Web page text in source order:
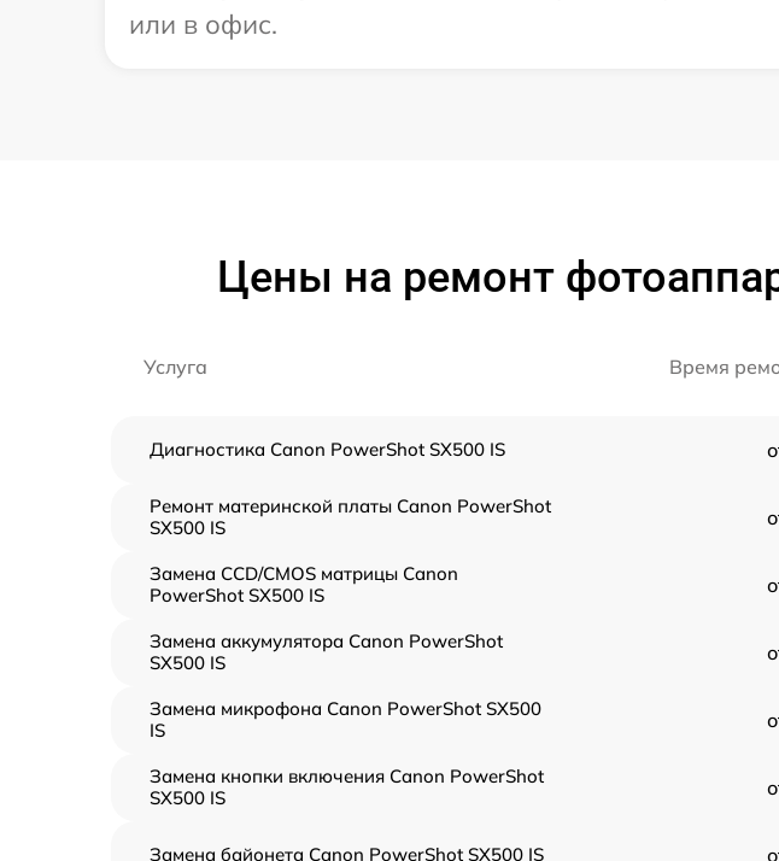
или в офис.
Цены на ремонт
Услуга Время
Диагностика Canon PowerShot SX500 IS
Ремонт материнской платы Canon PowerShot
SX500 IS
Замена CCD/CMOS матрицы Canon
PowerShot SX500 IS
Замена аккумулятора Canon PowerShot
SX500 IS
Замена микрофона Canon PowerShot SX500
IS
Замена кнопки включения Canon PowerShot
SX500 IS
Замена байонета Canon PowerShot SX500 IS